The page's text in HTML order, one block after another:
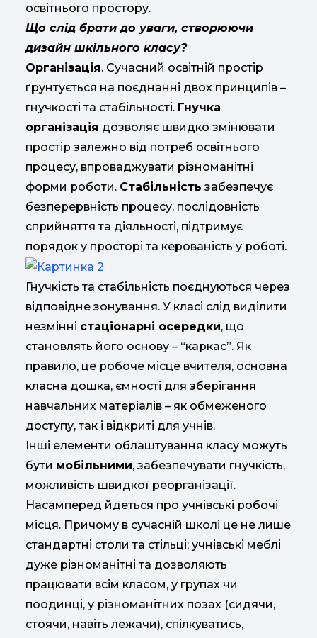
освітнього простору.
Що слід брати до уваги, створюючи
дизайн шкільного класу?
Організація. Сучасний освітній простір
ґрунтується на поєднанні двох принципів –
гнучкості та стабільності. Гнучка
організація дозволяє швидко змінювати
простір залежно від потреб освітнього
процесу, впроваджувати різноманітні
форми роботи. Стабільність забезпечує
безперервність процесу, послідовність
сприйняття та діяльності, підтримує
порядок у просторі та керованість у роботі.
Гнучкість та стабільність поєднуються через
відповідне зонування. У класі слід виділити
незмінні стаціонарні осередки, що
становлять його основу – “каркас”. Як
правило, це робоче місце вчителя, основна
класна дошка, ємності для зберігання
навчальних матеріалів – як обмеженого
доступу, так і відкриті для учнів.
Інші елементи облаштування класу можуть
бути мобільними, забезпечувати гнучкість,
можливість швидкої реорганізації.
Насамперед йдеться про учнівські робочі
місця. Причому в сучасній школі це не лише
стандартні столи та стільці; учнівські меблі
дуже різноманітні та дозволяють
працювати всім класом, у групах чи
поодинці, у різноманітних позах (сидячи,
стоячи, навіть лежачи), спілкуватись,